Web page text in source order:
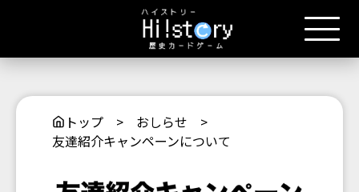
トップ > おしらせ >
友達紹介キャンペーンについて